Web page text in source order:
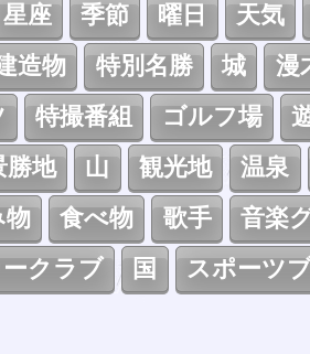
星座 季節 曜日
天気
造物
特別名勝 城
漫
特撮番組 ゴルフ場
勝地 山 観光地
温泉
物
食べ物 歌手
音楽
クラブ
国 スポーツ